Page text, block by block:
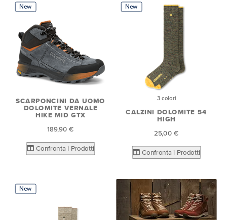
New
SCARPONCINI DA UOMO
DOLOMITE VERNALE
HIKE MID GTX
189,90 €
Confronta i Prodotti
New
3 colori
CALZINI DOLOMITE 54
HIGH
25,00 €
Confronta i Prodotti
New